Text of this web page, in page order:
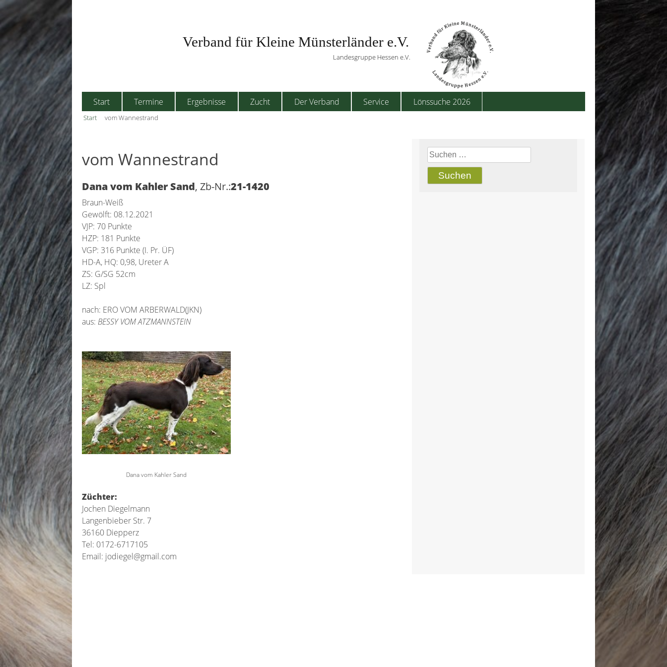
Verband für Kleine Münsterländer e.V.
Landesgruppe Hessen e.V.
Start Termine Ergebnisse Zucht Der Verband Service Lönssuche 2026
Start vom Wannestrand
vom Wannestrand
Dana vom Kahler Sand, Zb-Nr.:21-1420
Braun-Weiß
Gewölft: 08.12.2021
VJP: 70 Punkte
HZP: 181 Punkte
VGP: 316 Punkte (I. Pr. ÜF)
HD-A, HQ: 0,98, Ureter A
ZS: G/SG 52cm
LZ: Spl
nach: ERO VOM ARBERWALD(JKN)
aus: BESSY VOM ATZMANNSTEIN
Dana vom Kahler Sand
Züchter:
Jochen Diegelmann
Langenbieber Str. 7
36160 Diepperz
Tel: 0172-6717105
Email: jodiegel@gmail.com
Suchen
nach: